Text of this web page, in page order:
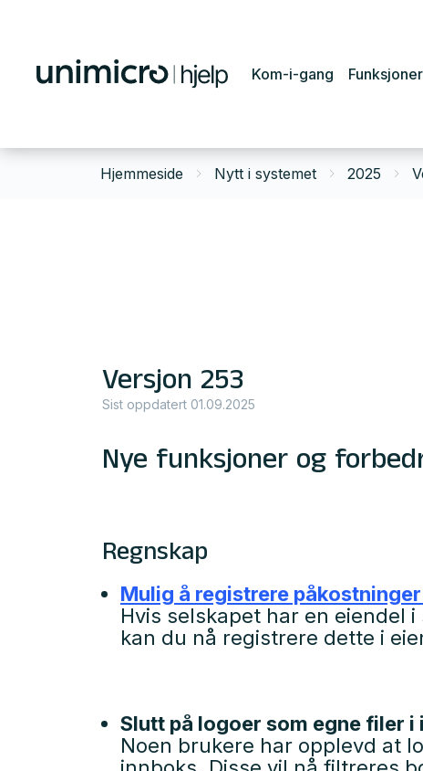
Kom-i-gang Funksjoner
Hjemmeside Nytt i systemet 2025
Versjon 253
Sist oppdatert 01.09.2025
Nye funksjoner og
Regnskap
Mulig å registrere
Hvis selskapet har en eiendel
kan du nå registrere dette i
Slutt på logoer som egne filer i
Noen brukere har opplevd at